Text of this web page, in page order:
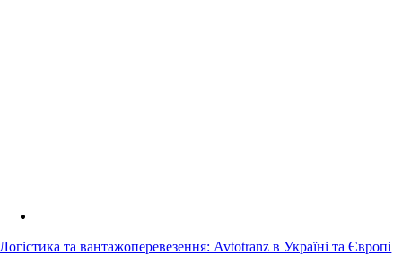
Логістика та вантажоперевезення: Avtotranz в Україні та Європі